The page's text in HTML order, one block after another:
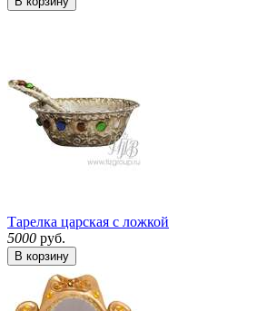
Тарелка царская с ложкой
5000 руб.
В корзину